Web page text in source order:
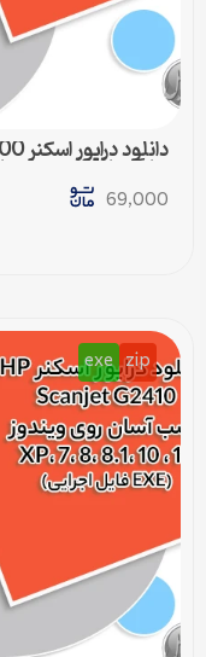
سازگار با تمام ویندوزها
69,000
zip
exe